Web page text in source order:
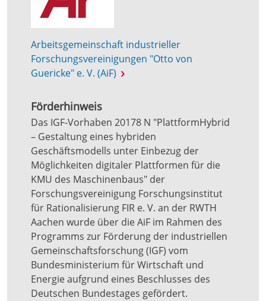
Arbeitsgemeinschaft industrieller
Forschungsvereinigungen "Otto von
Guericke" e. V. (AiF)
Förderhinweis
Das IGF-Vorhaben 20178 N "PlattformHybrid
– Gestaltung eines hybriden
Geschäftsmodells unter Einbezug der
Möglichkeiten digitaler Plattformen für die
KMU des Maschinenbaus" der
Forschungsvereinigung Forschungsinstitut
für Rationalisierung FIR e. V. an der RWTH
Aachen wurde über die AiF im Rahmen des
Programms zur Förderung der industriellen
Gemeinschaftsforschung (IGF) vom
Bundesministerium für Wirtschaft und
Energie aufgrund eines Beschlusses des
Deutschen Bundestages gefördert.